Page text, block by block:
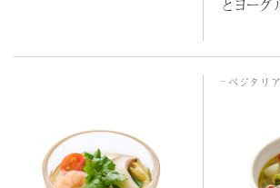
とヨーグ
ベジタリ